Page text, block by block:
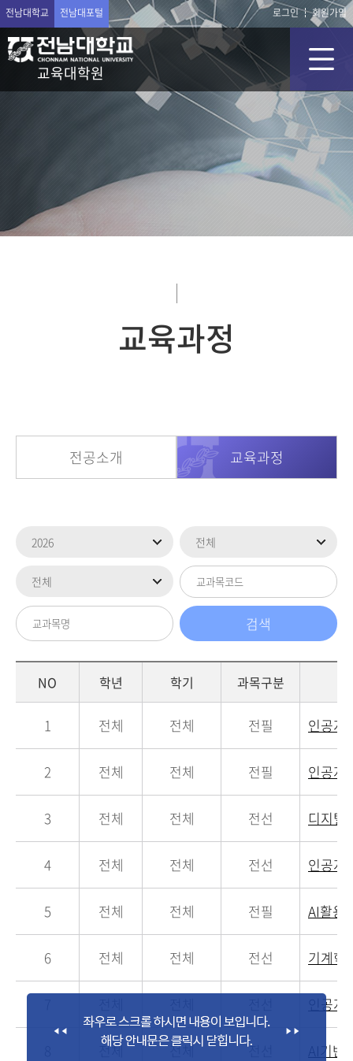
전남대학교 전남대포털 로그인 회원가입
교육대학원
교육과정
전공소개 교육과정
NO 학년 학기 과목구분
1 전체 전체 전필 인공지
2 전체 전체 전필 인공지
3 전체 전체 전선 디지털
4 전체 전체 전선 인공지
5 전체 전체 전필 AI활용
6 전체 전체 전선 기계학
인공
전체 전체 전선 AI기반